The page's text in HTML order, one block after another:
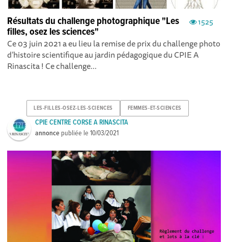
1525
Résultats du challenge photographique "Les
filles, osez les sciences"
Ce 03 juin 2021 a eu lieu la remise de prix du challenge photo
d’histoire scientifique au jardin pédagogique du CPIE A
Rinascita ! Ce challenge...
LES-FILLES-OSEZ-LES-SCIENCES FEMMES-ET-SCIENCES
CPIE CENTRE CORSE A RINASCITA
annonce publiée le10/03/2021